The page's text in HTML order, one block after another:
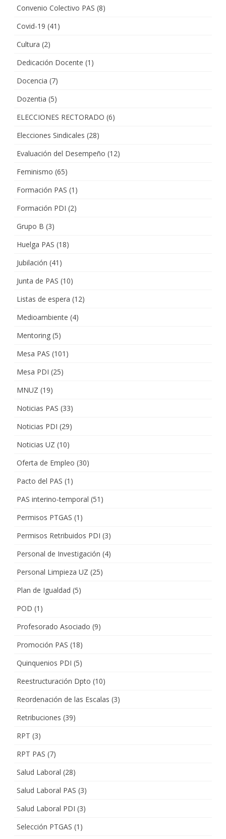
Convenio Colectivo PAS (8)
Covid-19 (41)
Cultura (2)
Dedicación Docente (1)
Docencia (7)
Dozentia (5)
ELECCIONES RECTORADO (6)
Elecciones Sindicales (28)
Evaluación del Desempeño (12)
Feminismo (65)
Formación PAS (1)
Formación PDI (2)
Grupo B (3)
Huelga PAS (18)
Jubilación (41)
Junta de PAS (10)
Listas de espera (12)
Medioambiente (4)
Mentoring (5)
Mesa PAS (101)
Mesa PDI (25)
MNUZ (19)
Noticias PAS (33)
Noticias PDI (29)
Noticias UZ (10)
Oferta de Empleo (30)
Pacto del PAS (1)
PAS interino-temporal (51)
Permisos PTGAS (1)
Permisos Retribuidos PDI (3)
Personal de Investigación (4)
Personal Limpieza UZ (25)
Plan de Igualdad (5)
POD (1)
Profesorado Asociado (9)
Promoción PAS (18)
Quinquenios PDI (5)
Reestructuración Dpto (10)
Reordenación de las Escalas (3)
Retribuciones (39)
RPT (3)
RPT PAS (7)
Salud Laboral (28)
Salud Laboral PAS (3)
Salud Laboral PDI (3)
Selección PTGAS (1)